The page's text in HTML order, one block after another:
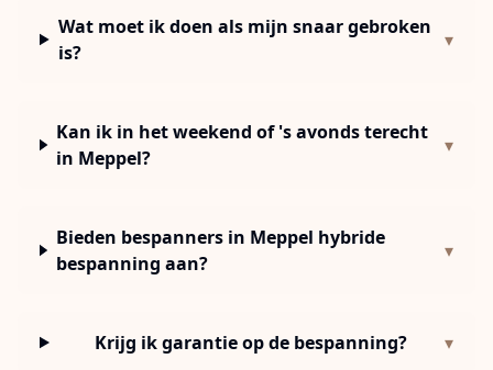
Wat moet ik doen als mijn snaar gebroken
is?
▾
Kan ik in het weekend of 's avonds terecht
in Meppel?
▾
Bieden bespanners in Meppel hybride
bespanning aan?
▾
Krijg ik garantie op de bespanning? ▾